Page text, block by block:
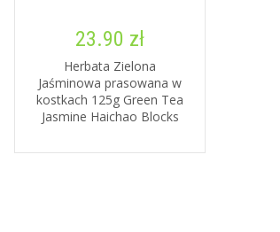
23.90 zł
Herbata Zielona
Jaśminowa prasowana w
kostkach 125g Green Tea
Jasmine Haichao Blocks